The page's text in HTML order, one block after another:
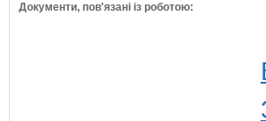
Документи, пов'язані із роботою: